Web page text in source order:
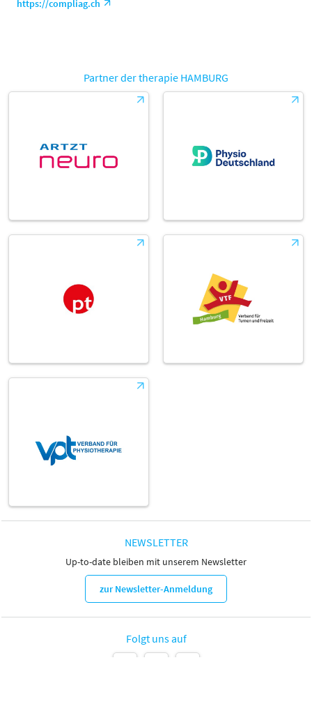
https://compliag.ch
Partner der therapie HAMBURG
NEWSLETTER
Up-to-date bleiben mit unserem Newsletter
zur Newsletter-Anmeldung
Folgt uns auf